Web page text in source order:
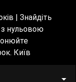
| Знайдіть
з нульовою
Київ